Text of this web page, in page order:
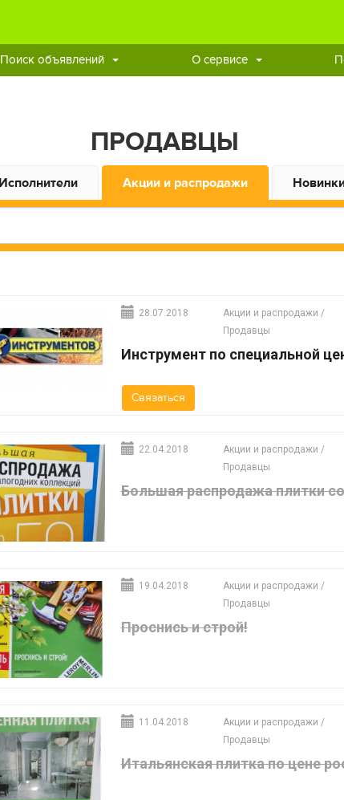
Поиск объявлений О сервисе
ПРОДАВЦЫ
Исполнители Акции и распродажи
28.07.2018 Акции и распродажи /
Продавцы
Инструмент по специальной
Связаться
22.04.2018 Акции и распродажи /
Продавцы
Большая распродажа плитки
19.04.2018 Акции и распродажи /
Продавцы
Проснись и строй!
11.04.2018 Акции и распродажи /
Продавцы
Итальянская плитка по цене